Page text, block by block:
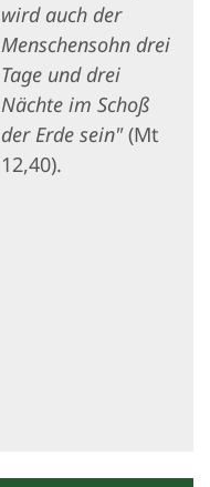
wird auch der
Menschensohn drei
Tage und drei
Nächte im Schoß
der Erde sein"(Mt
12,40).